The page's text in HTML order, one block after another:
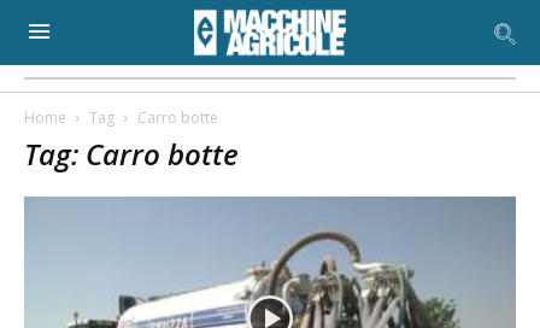
Home Tag Carro botte
Tag: Carro botte